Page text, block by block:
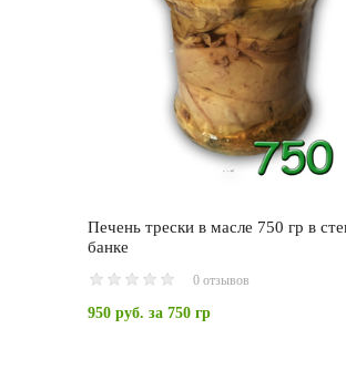
Печень трески в масле 750 гр в
банке
0 отзывов
950 руб. за 750 гр